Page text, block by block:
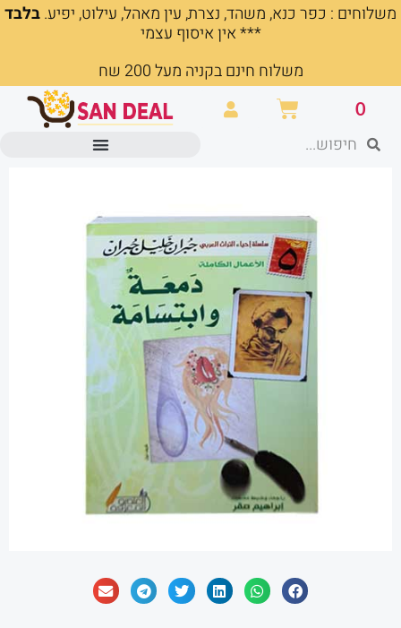
דילוג
משלוחים : כפר כנא, משהד, נצרת, עין מאהל, עילוט, יפיע.בלבד
*** אין איסוף עצמי
משלוח חינם בקניה מעל 200 שח
0 עגלת
קניות חיפושחיפוש